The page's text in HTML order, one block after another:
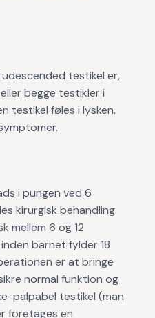
testikel er,
begge testikler i
testikel føles i lysken.
i pungen ved 6
kirurgisk behandling.
mellem 6 og 12
barnet fylder 18
er at bringe
normal funktion og
palpabel testikel (man
foretages en